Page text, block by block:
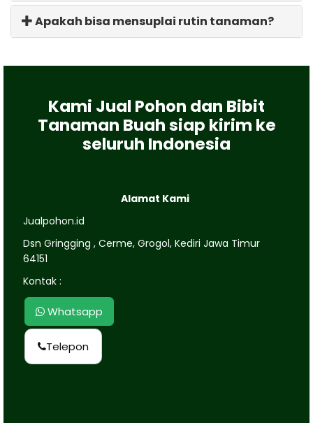
Apakah bisa mensuplai rutin tanaman?
Kami Jual Pohon dan Bibit
Tanaman Buah siap kirim ke
seluruh Indonesia
Alamat Kami
Jualpohon.id
Dsn Gringging , Cerme, Grogol, Kediri Jawa Timur
64151
Kontak :
Whatsapp
Telepon